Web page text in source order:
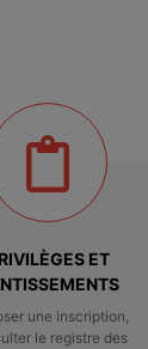
ET
une inscription,
le registre des